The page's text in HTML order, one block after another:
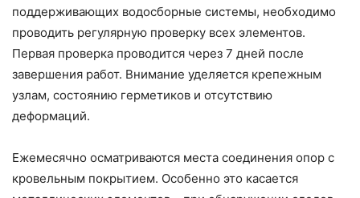
поддерживающих водосборные системы, необходимо
проводить регулярную проверку всех элементов.
Первая проверка проводится через 7 дней после
завершения работ. Внимание уделяется крепежным
узлам, состоянию герметиков и отсутствию
деформаций.
Ежемесячно осматриваются места соединения опор с
кровельным покрытием. Особенно это касается